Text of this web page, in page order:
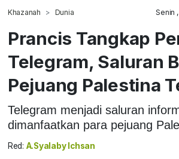
Khazanah Dunia Senin
Prancis Tangkap
Telegram, Saluran
Pejuang Palestina
Telegram menjadi saluran
dimanfaatkan para pejuang
Red: A.Syalaby Ichsan